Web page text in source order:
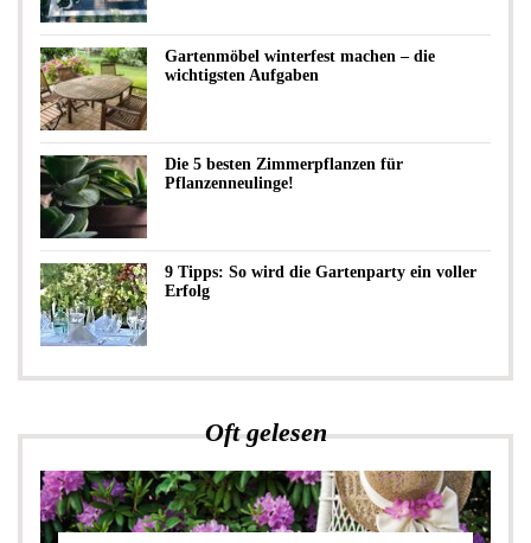
Gartenmöbel winterfest machen – die
wichtigsten Aufgaben
Die 5 besten Zimmerpflanzen für
Pflanzenneulinge!
9 Tipps: So wird die Gartenparty ein voller
Erfolg
Oft gelesen